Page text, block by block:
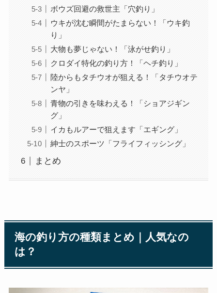
ボウズ回避の救世主「穴釣り」
ウキが沈む瞬間がたまらない！「ウキ釣
り」
大物も夢じゃない！「泳がせ釣り」
クロダイ特化の釣り方！「ヘチ釣り」
陸からもタチウオが狙える！「タチウオテ
ンヤ」
青物の引きを味わえる！「ショアジギン
グ」
イカもルアーで狙えます「エギング」
紳士のスポーツ「フライフィッシング」
まとめ
海の釣り方の種類まとめ｜人気なの
は？